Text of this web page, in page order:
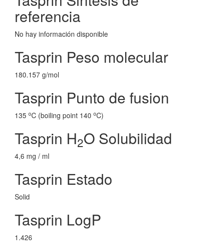
referencia
No hay información disponible
Tasprin Peso molecular
180.157 g/mol
Tasprin Punto de fusion
135 oC (boiling point 140 oC)
Tasprin H2O Solubilidad
4,6 mg / ml
Tasprin Estado
Solid
Tasprin LogP
1.426